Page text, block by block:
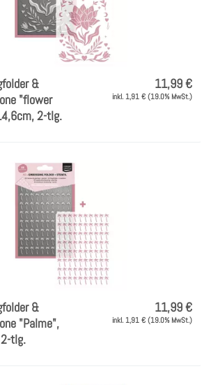
&
"flower
2-tlg.
11,99 €
inkl. 1,91 € (19.0% MwSt.)
&
"Palme",
tlg.
11,99 €
inkl. 1,91 € (19.0% MwSt.)